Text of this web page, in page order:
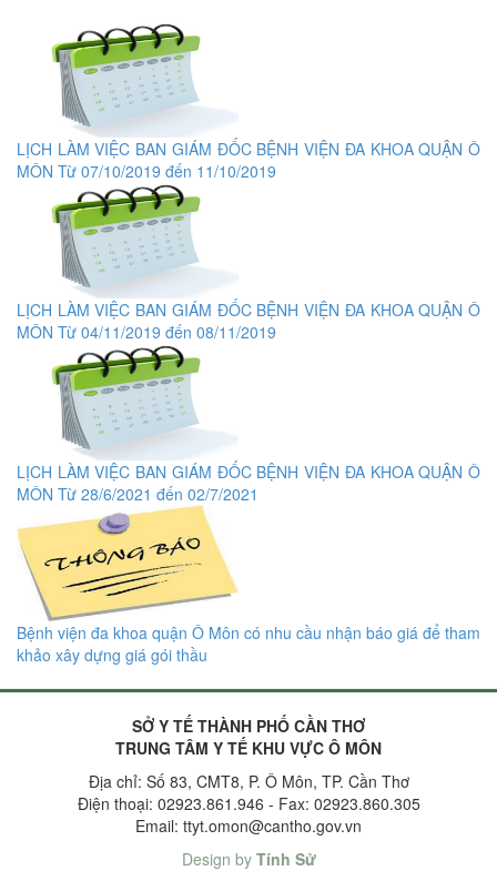
LỊCH LÀM VIỆC BAN GIÁM ĐỐC BỆNH VIỆN ĐA KHOA QUẬN Ô
MÔN Từ 07/10/2019 đến 11/10/2019
LỊCH LÀM VIỆC BAN GIÁM ĐỐC BỆNH VIỆN ĐA KHOA QUẬN Ô
MÔN Từ 04/11/2019 đến 08/11/2019
LỊCH LÀM VIỆC BAN GIÁM ĐỐC BỆNH VIỆN ĐA KHOA QUẬN Ô
MÔN Từ 28/6/2021 đến 02/7/2021
Bệnh viện đa khoa quận Ô Môn có nhu cầu nhận báo giá để tham
khảo xây dựng giá gói thầu
SỞ Y TẾ THÀNH PHỐ CẦN THƠ
TRUNG TÂM Y TẾ KHU VỰC Ô MÔN
Địa chỉ: Số 83, CMT8, P. Ô Môn, TP. Cần Thơ
Điện thoại: 02923.861.946 - Fax: 02923.860.305
Email: ttyt.omon@cantho.gov.vn
Design by Tính Sử